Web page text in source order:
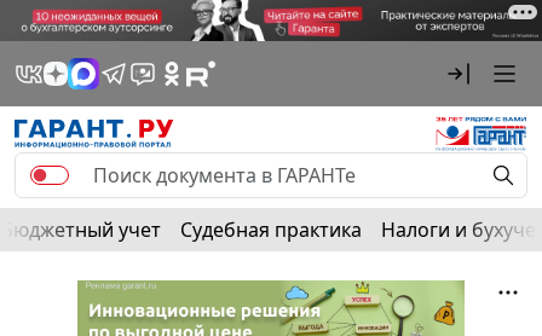
Бюджетный учет Судебная практика Налоги и